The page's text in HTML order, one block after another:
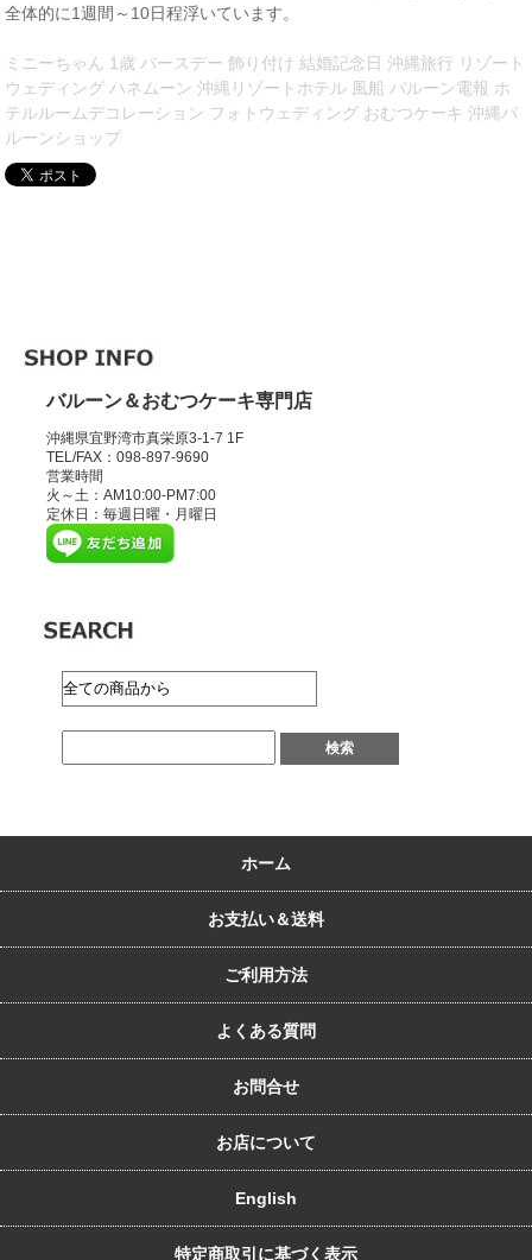
全体的に1週間～10日程浮いています。
ミニーちゃん 1歳 バースデー 飾り付け 結婚記念日 沖縄旅行 リゾート
ウェディング ハネムーン 沖縄リゾートホテル 風船 バルーン電報 ホ
テルルームデコレーション フォトウェディング おむつケーキ 沖縄バ
ルーンショップ
バルーン＆おむつケーキ専門店
沖縄県宜野湾市真栄原3-1-7 1F
TEL/FAX：098-897-9690
営業時間
火～土：AM10:00-PM7:00
定休日：毎週日曜・月曜日
ホーム
お支払い＆送料
ご利用方法
よくある質問
お問合せ
お店について
English
特定商取引に基づく表示